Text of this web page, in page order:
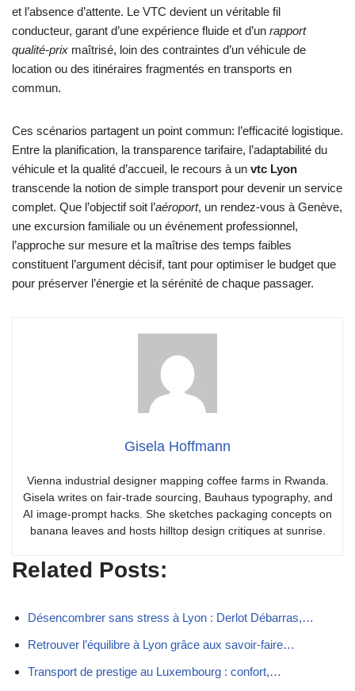
et l’absence d’attente. Le VTC devient un véritable fil
conducteur, garant d’une expérience fluide et d’un rapport
qualité-prix maîtrisé, loin des contraintes d’un véhicule de
location ou des itinéraires fragmentés en transports en
commun.
Ces scénarios partagent un point commun: l’efficacité logistique.
Entre la planification, la transparence tarifaire, l’adaptabilité du
véhicule et la qualité d’accueil, le recours à un vtc Lyon
transcende la notion de simple transport pour devenir un service
complet. Que l’objectif soit l’aéroport, un rendez-vous à Genève,
une excursion familiale ou un événement professionnel,
l’approche sur mesure et la maîtrise des temps faibles
constituent l’argument décisif, tant pour optimiser le budget que
pour préserver l’énergie et la sérénité de chaque passager.
Gisela Hoffmann
Vienna industrial designer mapping coffee farms in Rwanda.
Gisela writes on fair-trade sourcing, Bauhaus typography, and
AI image-prompt hacks. She sketches packaging concepts on
banana leaves and hosts hilltop design critiques at sunrise.
Related Posts:
Désencombrer sans stress à Lyon : Derlot Débarras,…
Retrouver l’équilibre à Lyon grâce aux savoir-faire…
Transport de prestige au Luxembourg : confort,…